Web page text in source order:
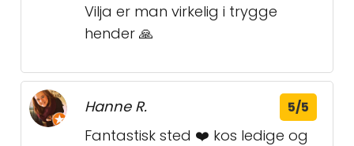
Vilja er man virkelig i trygge
hender 🙏
Hanne R. 5/5
Fantastisk sted ❤️ kos ledige og